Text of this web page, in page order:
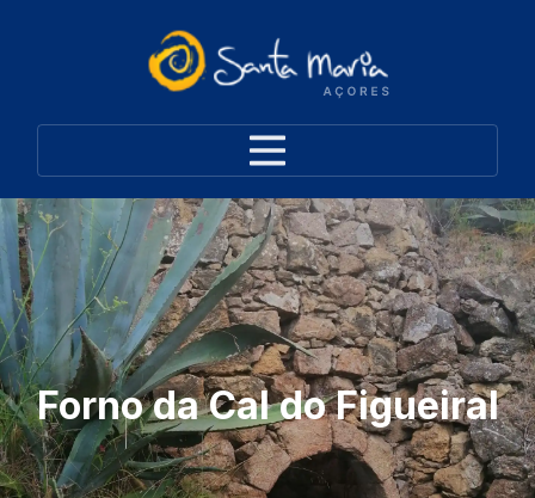
Forno da Cal do Figueiral